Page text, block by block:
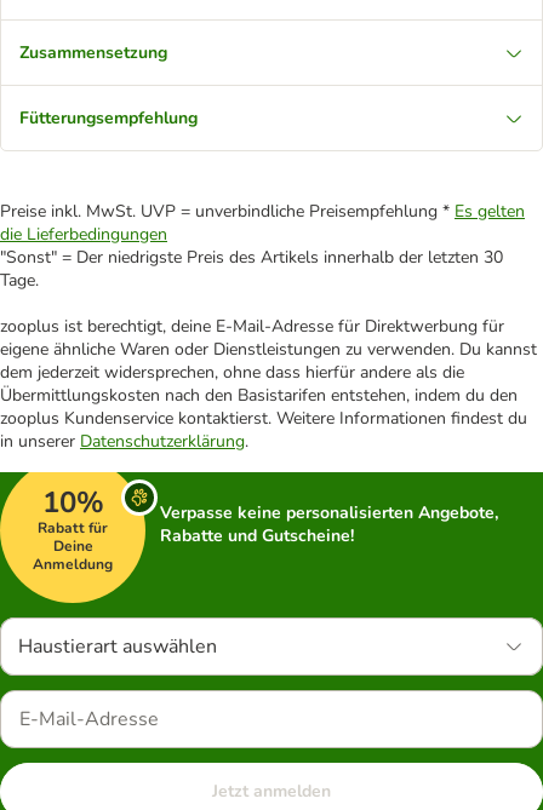
Zusammensetzung
Fütterungsempfehlung
Preise inkl. MwSt. UVP = unverbindliche Preisempfehlung * Es gelten
die Lieferbedingungen
"Sonst" = Der niedrigste Preis des Artikels innerhalb der letzten 30
Tage.
zooplus ist berechtigt, deine E-Mail-Adresse für Direktwerbung für
eigene ähnliche Waren oder Dienstleistungen zu verwenden. Du kannst
dem jederzeit widersprechen, ohne dass hierfür andere als die
Übermittlungskosten nach den Basistarifen entstehen, indem du den
zooplus Kundenservice kontaktierst. Weitere Informationen findest du
in unserer Datenschutzerklärung.
10%
Rabatt für
Deine
Anmeldung
Verpasse keine personalisierten Angebote,
Rabatte und Gutscheine!
Haustierart auswählen
Jetzt anmelden